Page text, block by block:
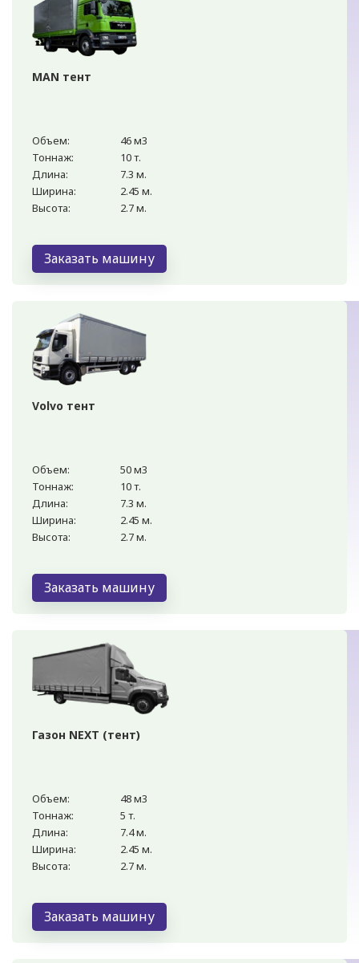
MAN тент
Объем:
46 м3
Тоннаж:
10 т.
Длина:
7.3 м.
Ширина:
2.45 м.
Высота:
2.7 м.
Заказать машину
Volvo тент
Объем:
50 м3
Тоннаж:
10 т.
Длина:
7.3 м.
Ширина:
2.45 м.
Высота:
2.7 м.
Заказать машину
Газон NEXT (тент)
Объем:
48 м3
Тоннаж:
5 т.
Длина:
7.4 м.
Ширина:
2.45 м.
Высота:
2.7 м.
Заказать машину